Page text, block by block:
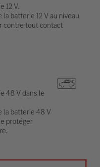
12 V.
batterie 12 V au niveau
contre tout contact
48 V dans le
la batterie 48 V
protéger